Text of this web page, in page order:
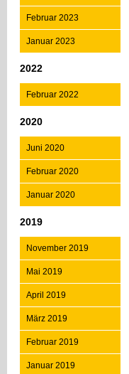
Februar 2023
Januar 2023
2022
Februar 2022
2020
Juni 2020
Februar 2020
Januar 2020
2019
November 2019
Mai 2019
April 2019
März 2019
Februar 2019
Januar 2019